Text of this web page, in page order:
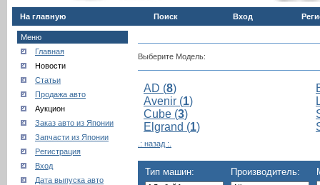
На главную Поиск Вход
Меню
Главная
Новости
Статьи
Продажа авто
Аукцион
Заказ авто из Японии
Запчасти из Японии
Регистрация
Вход
Дата выпуска авто
Выберите Модель:
AD (8)
Avenir (1)
Cube (3)
Elgrand (1)
.: назад :.
Тип машин: Производитель: